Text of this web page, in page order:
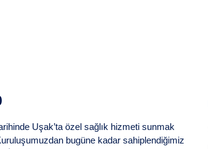
Uşak’ta özel sağlık hizmeti sunmak
bugüne kadar sahiplendiğimiz